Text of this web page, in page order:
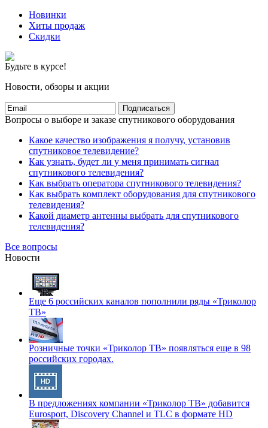
Новинки
Хиты продаж
Скидки
Будьте в курсе!
Новости, обзоры и акции
Подписаться
Вопросы о выборе и заказе спутникового оборудования
Какое качество изображения я получу, установив
спутниковое телевидение?
Как узнать, будет ли у меня принимать сигнал
спутникового телевидения?
Как выбрать оператора спутникового телевидения?
Как выбрать комплект оборудования для спутникового
телевидения?
Какой диаметр антенны выбрать для спутникового
телевидения?
Все вопросы
Новости
Еще 6 российских каналов пополнили ряды «Триколор
ТВ»
Розничные точки «Триколор ТВ» появляться еще в 98
российских городах.
В предложениях компании «Триколор ТВ» добавится
Eurosport, Discovery Channel и TLC в формате HD